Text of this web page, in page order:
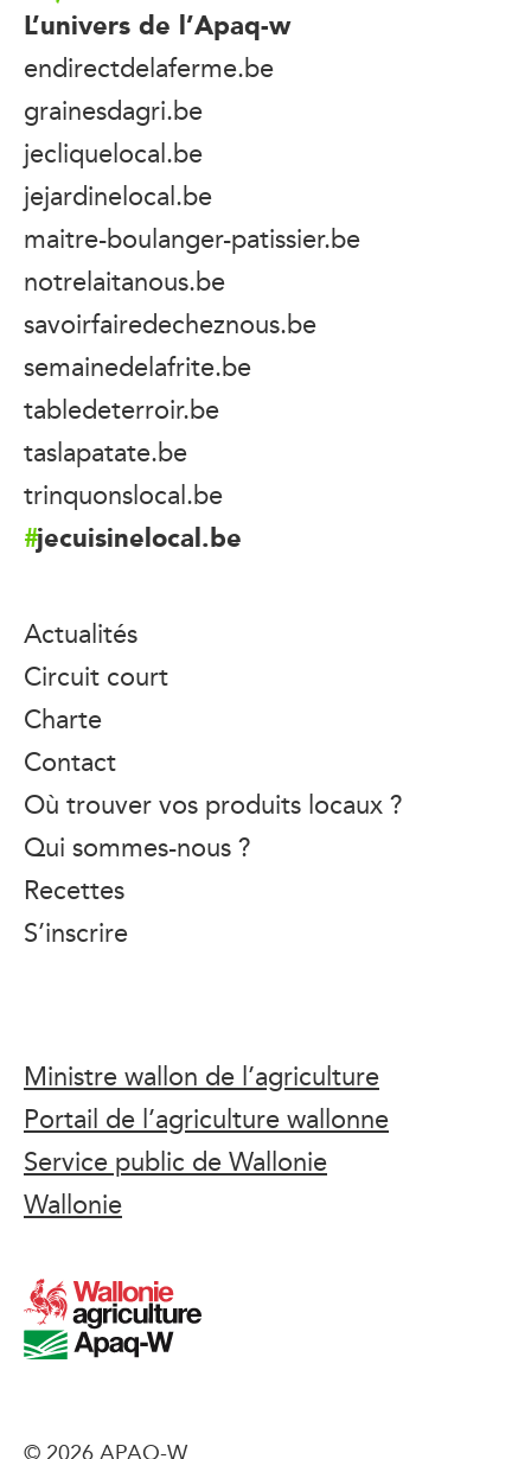
L’univers de l’Apaq-w
endirectdelaferme.be
grainesdagri.be
jecliquelocal.be
jejardinelocal.be
maitre-boulanger-patissier.be
notrelaitanous.be
savoirfairedecheznous.be
semainedelafrite.be
tabledeterroir.be
taslapatate.be
trinquonslocal.be
jecuisinelocal.be
Actualités
Circuit court
Charte
Contact
Où trouver vos produits locaux ?
Qui sommes-nous ?
Recettes
S’inscrire
Ministre wallon de l’agriculture
Portail de l’agriculture wallonne
Service public de Wallonie
Wallonie
© 2026 APAQ-W